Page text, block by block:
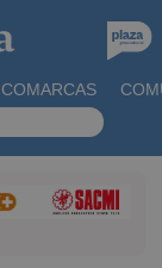
COMARCAS